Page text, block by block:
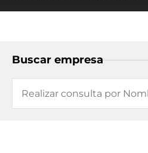
Buscar empresa